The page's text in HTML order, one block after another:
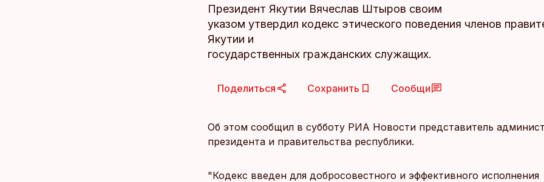
Президент Якутии Вячеслав Штыров своим
указом утвердил кодекс этического поведения членов
Якутии и
государственных гражданских служащих.
Поделиться Сохранить Сообщи
Об этом сообщил в субботу РИА Новости представитель
президента и правительства республики.
"Кодекс введен для добросовестного и эффективного исполнения